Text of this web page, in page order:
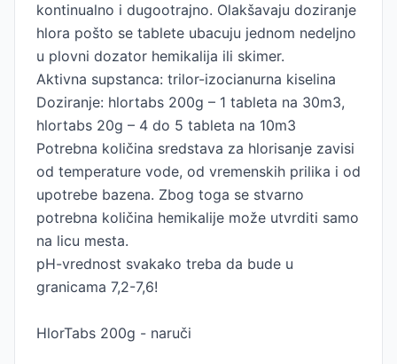
kontinualno i dugootrajno. Olakšavaju doziranje
hlora pošto se tablete ubacuju jednom nedeljno
u plovni dozator hemikalija ili skimer.
Aktivna supstanca: trilor-izocianurna kiselina
Doziranje: hlortabs 200g – 1 tableta na 30m3,
hlortabs 20g – 4 do 5 tableta na 10m3
Potrebna količina sredstava za hlorisanje zavisi
od temperature vode, od vremenskih prilika i od
upotrebe bazena. Zbog toga se stvarno
potrebna količina hemikalije može utvrditi samo
na licu mesta.
pH-vrednost svakako treba da bude u
granicama 7,2-7,6!
HlorTabs 200g - naruči